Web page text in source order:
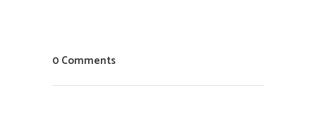
0 Comments